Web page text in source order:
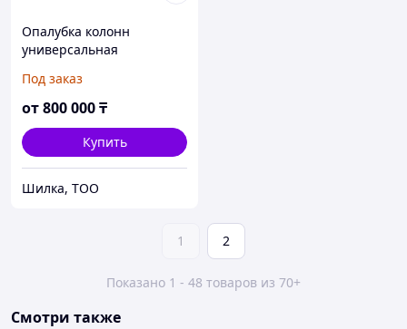
Опалубка колонн
универсальная
Под заказ
от800 000₸
Купить
Шилка, ТОО
1 2
Показано 1 - 48 товаров из 70+
Смотри также